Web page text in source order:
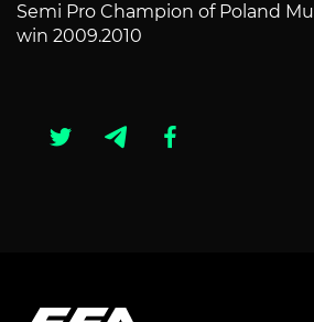
Semi Pro Champion of Poland
win 2009.2010